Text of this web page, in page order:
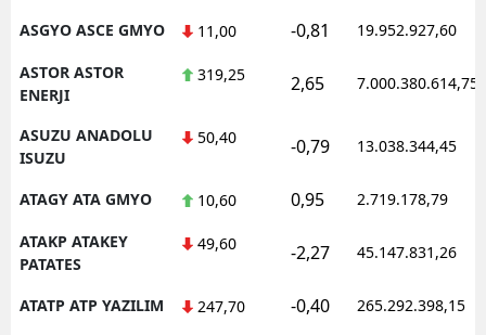
ASGYO ASCE GMYO 11,00 -0,81 19.952.927,60
ASTOR ASTOR
ENERJI
319,25 2,65 7.000.380.614,75
ASUZU ANADOLU
ISUZU
50,40 -0,79 13.038.344,45
ATAGY ATA GMYO 10,60 0,95 2.719.178,79
ATAKP ATAKEY
PATATES
49,60 -2,27 45.147.831,26
ATATP ATP YAZILIM 247,70 -0,40 265.292.398,15